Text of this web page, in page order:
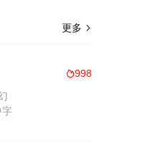
更多 
998
字